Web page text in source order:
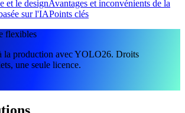
et le designAvantages et inconvénients de la
sur l'IAPoints clés
flexibles
la production avec YOLO26. Droits
une seule licence.